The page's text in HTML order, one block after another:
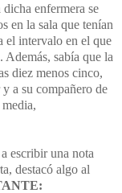
enfermera se
en la sala que tenían
el intervalo en el que
sabía que la
diez menos cinco,
a su compañero de
escribir una nota
destacó algo al